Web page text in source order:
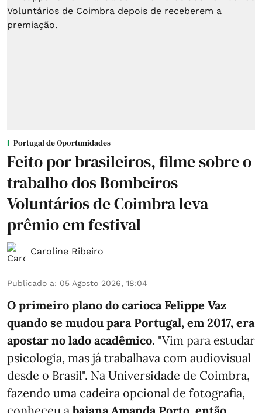
Portugal de Oportunidades
Feito por brasileiros, filme sobre o
trabalho dos Bombeiros
Voluntários de Coimbra leva
prêmio em festival
Caroline Ribeiro
Publicado a: 05 Agosto 2026, 18:04
O primeiro plano do carioca Felippe Vaz
quando se mudou para Portugal, em 2017, era
apostar no lado acadêmico. "Vim para estudar
psicologia, mas já trabalhava com audiovisual
desde o Brasil". Na Universidade de Coimbra,
fazendo uma cadeira opcional de fotografia,